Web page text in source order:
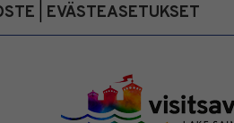
EVÄSTEASETUKSET